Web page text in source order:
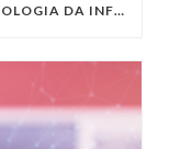
QUAIS SÃO AS TENDÊNCIAS DA TECNOLOGIA DA INFORMAÇÃO PARA 2023?